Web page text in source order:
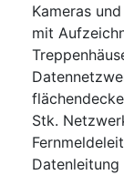
Kameras
mit
Stk.